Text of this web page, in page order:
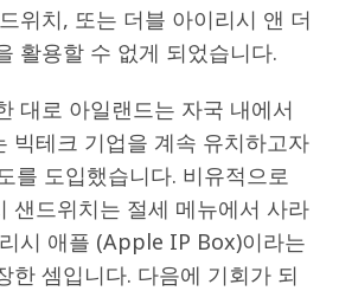
위치, 또는 더블 아이리시 앤 더
활용할 수 없게 되었습니다.
대로 아일랜드는 자국 내에서
빅테크 기업을 계속 유치하고자
를 도입했습니다. 비유적으로
샌드위치는 절세 메뉴에서 사라
시 애플 (Apple IP Box)이라는
한 셈입니다. 다음에 기회가 되